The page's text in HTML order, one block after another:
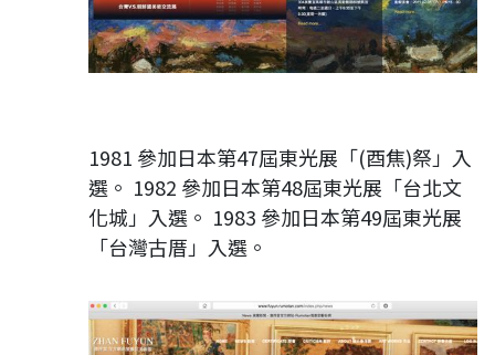
1981 參加日本第47屆東光展「(酉焦)祭」入
選。 1982 參加日本第48屆東光展「台北文
化城」入選。 1983 參加日本第49屆東光展
「台灣古厝」入選。